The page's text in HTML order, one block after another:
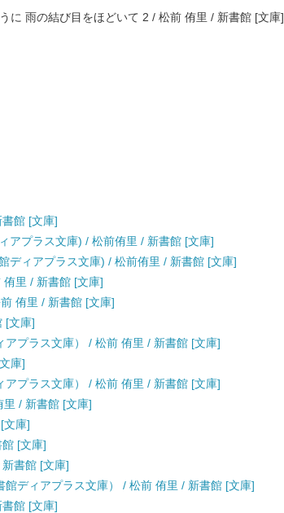
に 雨の結び目をほどいて 2 / 松前 侑里 / 新書館 [文庫]
館 [文庫]
アプラス文庫) / 松前侑里 / 新書館 [文庫]
ディアプラス文庫) / 松前侑里 / 新書館 [文庫]
里 / 新書館 [文庫]
侑里 / 新書館 [文庫]
[文庫]
プラス文庫） / 松前 侑里 / 新書館 [文庫]
庫]
プラス文庫） / 松前 侑里 / 新書館 [文庫]
/ 新書館 [文庫]
文庫]
[文庫]
書館 [文庫]
ディアプラス文庫） / 松前 侑里 / 新書館 [文庫]
館 [文庫]